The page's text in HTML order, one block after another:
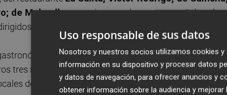
de Mulandhara, cocinaron a la vez un menú de
a colaborar con el Banco de Alimentos de
cuya primera entrega se celebró en el
tres restaurantes participantes. El objetivo de los
de la ciudad en próximas ediciones.
Uso responsable de sus datos
Nosotros y nuestros socios utilizamos cookies
información en su dispositivo y procesar datos
y datos de navegación, para ofrecer anuncios y
obtener información sobre la audiencia y mejorar